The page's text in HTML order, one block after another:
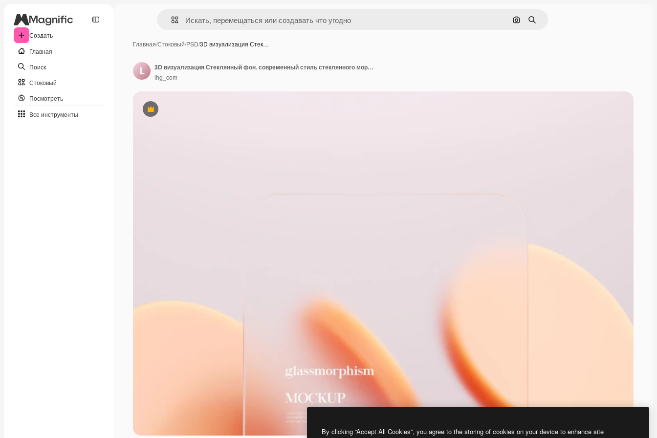
Создать
Главная
Поиск
Стоковый
Посмотреть
Все инструменты
Поиск по изображению
Поиск
Главная/Стоковый/PSD/3D визуализация Стек…
Премиум
3D визуализация Стеклянный фон. современный стиль стеклянного морфизма.
lhg_com
By clicking “Accept All Cookies”, you agree to the storing of cookies on your device to enhance site